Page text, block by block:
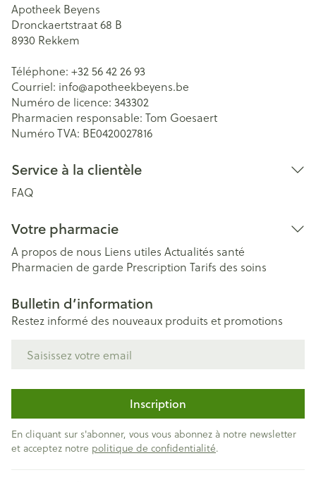
Apotheek Beyens
Dronckaertstraat 68 B
8930 Rekkem
Téléphone: +32 56 42 26 93
Courriel: info@apotheekbeyens.be
Numéro de licence: 343302
Pharmacien responsable: Tom Goesaert
Numéro TVA: BE0420027816
Service à la clientèle
FAQ
Votre pharmacie
A propos de nous Liens utiles Actualités santé
Pharmacien de garde Prescription Tarifs des soins
Bulletin d’information
Restez informé des nouveaux produits et promotions
Inscription
En cliquant sur s'abonner, vous vous abonnez à notre newsletter
et acceptez notre politique de confidentialité.